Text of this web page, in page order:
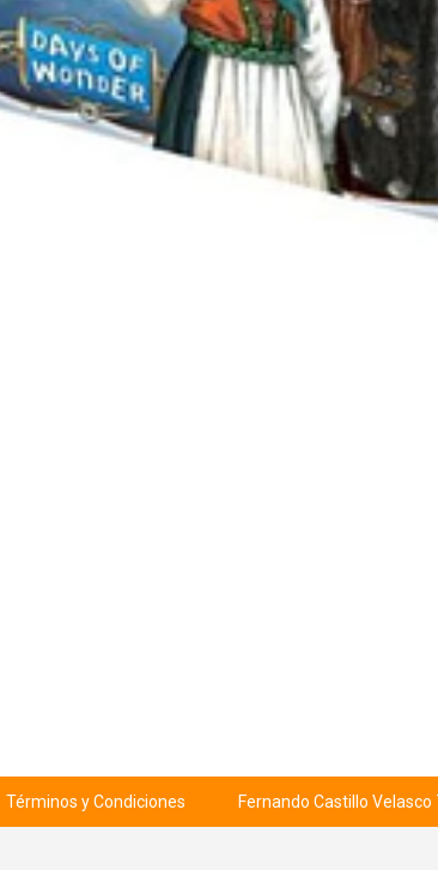
Términos y Condiciones Fernando Castillo Velasco